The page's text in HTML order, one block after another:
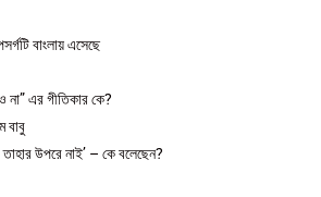
বাংলায় এসেছে
না” এর গীতিকার কে?
বাবু
উপরে নাই’ – কে বলেছেন?